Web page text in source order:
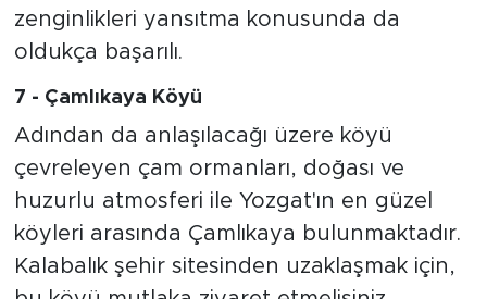
zenginlikleri yansıtma konusunda da
oldukça başarılı.
7 - Çamlıkaya Köyü
Adından da anlaşılacağı üzere köyü
çevreleyen çam ormanları, doğası ve
huzurlu atmosferi ile Yozgat'ın en güzel
köyleri arasında Çamlıkaya bulunmaktadır.
Kalabalık şehir sitesinden uzaklaşmak için,